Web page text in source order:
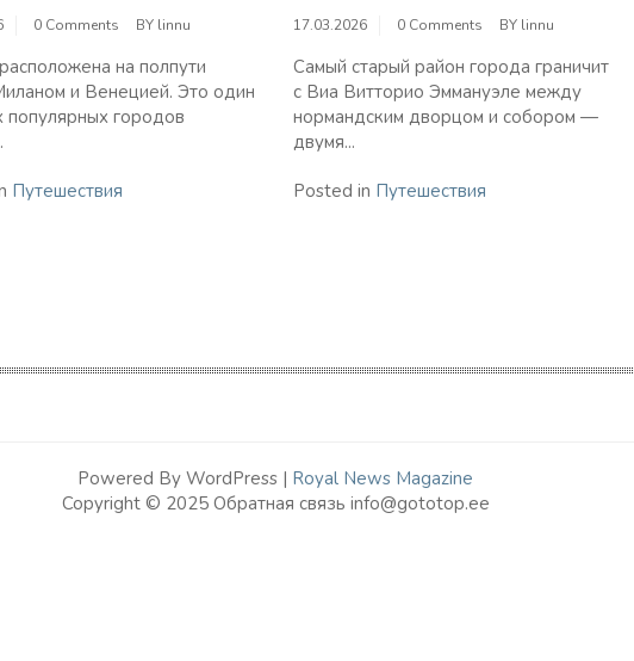
0 Comments BY linnu
на полпути
и Венецией. Это один
популярных городов
Путешествия
17.03.2026 0 Comments BY linnu
Самый старый район города граничит
с Виа Витторио Эммануэле между
нормандским дворцом и собором —
двумя...
Posted in Путешествия
Powered By WordPress | Royal News Magazine
Copyright © 2025 Обратная связь info@gototop.ee